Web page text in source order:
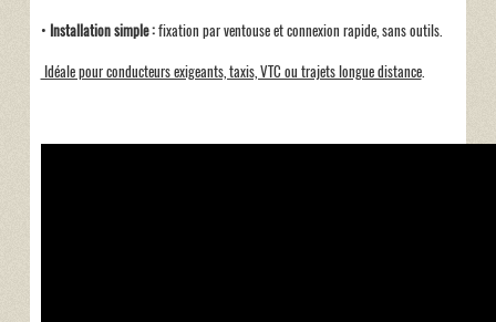
• Installation simple :fixation par ventouse et connexion rapide, sans outils.
Idéale pour conducteurs exigeants, taxis, VTC ou trajets longue distance.